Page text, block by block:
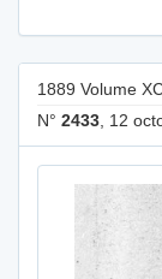
1889 Volume
N° 2433, 12